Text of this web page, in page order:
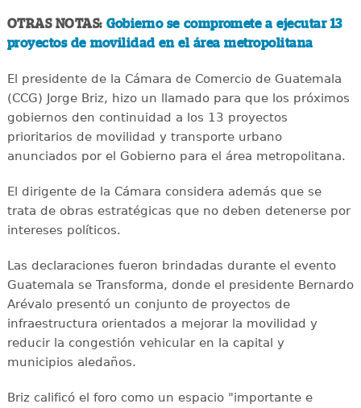
OTRAS NOTAS: Gobierno se compromete a ejecutar 13
proyectos de movilidad en el área metropolitana
El presidente de la Cámara de Comercio de Guatemala
(CCG) Jorge Briz, hizo un llamado para que los próximos
gobiernos den continuidad a los 13 proyectos
prioritarios de movilidad y transporte urbano
anunciados por el Gobierno para el área metropolitana.
El dirigente de la Cámara considera además que se
trata de obras estratégicas que no deben detenerse por
intereses políticos.
Las declaraciones fueron brindadas durante el evento
Guatemala se Transforma, donde el presidente Bernardo
Arévalo presentó un conjunto de proyectos de
infraestructura orientados a mejorar la movilidad y
reducir la congestión vehicular en la capital y
municipios aledaños.
Briz calificó el foro como un espacio "importante e